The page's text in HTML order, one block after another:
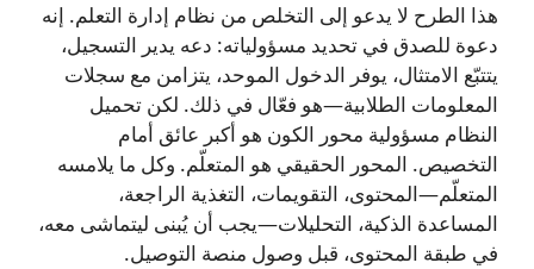
هذا الطرح لا يدعو إلى التخلص من نظام إدارة التعلم. إنه
دعوة للصدق في تحديد مسؤولياته: دعه يدير التسجيل،
يتتبّع الامتثال، يوفر الدخول الموحد، يتزامن مع سجلات
المعلومات الطلابية—هو فعّال في ذلك. لكن تحميل
النظام مسؤولية محور الكون هو أكبر عائق أمام
التخصيص. المحور الحقيقي هو المتعلّم. وكل ما يلامسه
المتعلّم—المحتوى، التقويمات، التغذية الراجعة،
المساعدة الذكية، التحليلات—يجب أن يُبنى ليتماشى معه،
في طبقة المحتوى، قبل وصول منصة التوصيل.